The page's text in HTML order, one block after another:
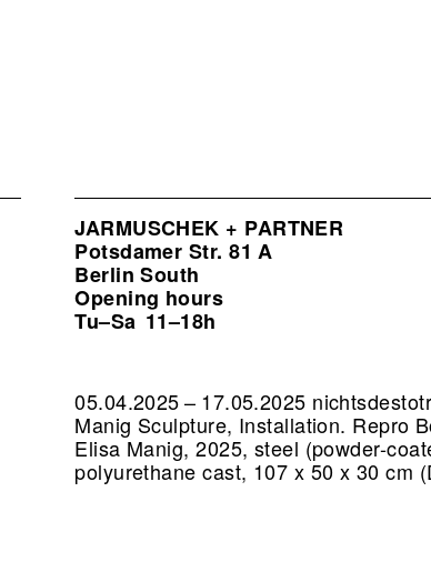
JARMUSCHEK + PARTNER
Potsdamer Str. 81 A
Berlin South
Opening hours
Tu–Sa 11–18h
05.04.2025 – 17.05.2025
Manig Sculpture, Installation. Repro
Elisa Manig, 2025, steel (powder-
polyurethane cast, 107 x 50 x 30 cm